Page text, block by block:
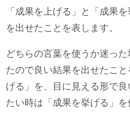
「成果を上げる」と「成果
を出せたことを表します。
どちらの言葉を使うか迷っ
たので良い結果を出せたこ
げる」を、目に見える形で
たい時は「成果を挙げる」を